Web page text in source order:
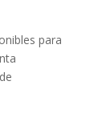
para